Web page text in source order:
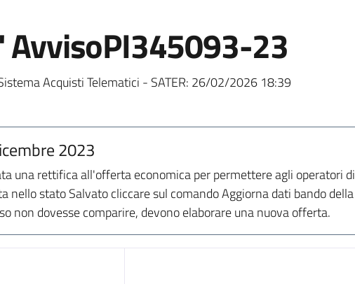
23
Acquisti Telematici - SATER: 26/02/2026 18:39
2023
una rettifica all'offerta economica per permettere agli operatori
nello stato Salvato cliccare sul comando Aggiorna dati bando
non dovesse comparire, devono elaborare una nuova offerta.